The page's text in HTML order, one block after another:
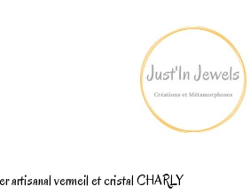
artisanal vermeil et cristal CHARLY